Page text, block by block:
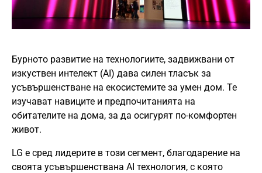
Бурното развитие на технологиите, задвижвани от
изкуствен интелект (AI) дава силен тласък за
усъвършенстване на екосистемите за умен дом. Те
изучават навиците и предпочитанията на
обитателите на дома, за да осигурят по-комфортен
живот.
LG е сред лидерите в този сегмент, благодарение на
своята усъвършенствана AI технология, с която